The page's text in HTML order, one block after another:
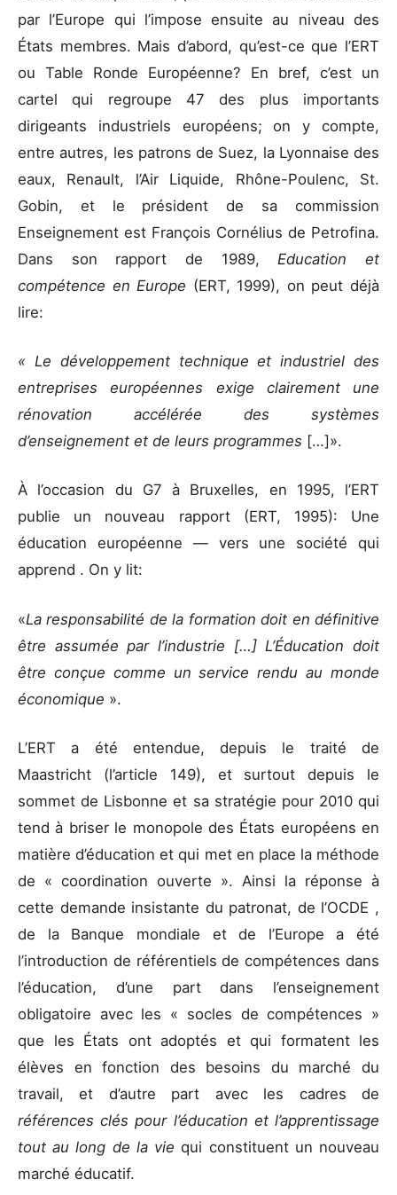
par l’Europe qui l’impose ensuite au niveau des
États membres. Mais d’abord, qu’est-ce que l’ERT
ou Table Ronde Européenne? En bref, c’est un
cartel qui regroupe 47 des plus importants
dirigeants industriels européens; on y compte,
entre autres, les patrons de Suez, la Lyonnaise des
eaux, Renault, l’Air Liquide, Rhône-Poulenc, St.
Gobin, et le président de sa commission
Enseignement est François Cornélius de Petrofina.
Dans son rapport de 1989,Education et
compétence en Europe (ERT, 1999), on peut déjà
lire:
« Le développement technique et industriel des
entreprises européennes exige clairement une
rénovation accélérée des systèmes
d’enseignement et de leurs programmes […]».
À l’occasion du G7 à Bruxelles, en 1995, l’ERT
publie un nouveau rapport (ERT, 1995): Une
éducation européenne — vers une société qui
apprend . On y lit:
«La responsabilité de la formation doit en définitive
être assumée par l’industrie […] L’Éducation doit
être conçue comme un service rendu au monde
économique ».
L’ERT a été entendue, depuis le traité de
Maastricht (l’article 149), et surtout depuis le
sommet de Lisbonne et sa stratégie pour 2010 qui
tend à briser le monopole des États européens en
matière d’éducation et qui met en place la méthode
de « coordination ouverte ». Ainsi la réponse à
cette demande insistante du patronat, de l’OCDE ,
de la Banque mondiale et de l’Europe a été
l’introduction de référentiels de compétences dans
l’éducation, d’une part dans l’enseignement
obligatoire avec les « socles de compétences »
que les États ont adoptés et qui formatent les
élèves en fonction des besoins du marché du
travail, et d’autre part avec les cadres de
références clés pour l’éducation et l’apprentissage
tout au long de la viequi constituent un nouveau
marché éducatif.